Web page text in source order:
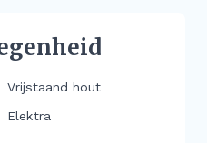
Vrijstaand hout
Elektra